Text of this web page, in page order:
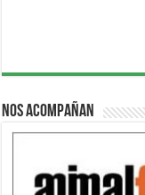
Nos acompañan